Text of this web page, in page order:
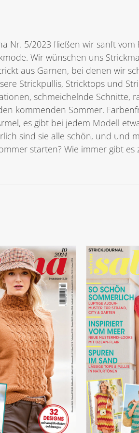
Nr. 5/2023 fließen wir sanft
Wir wünschen uns
aus Garnen, bei denen wir
Strickpullis, Stricktops und
schmeichelnde Schnitte,
kommenden Sommer.
es gibt bei jedem Modell
sind sie alle schön, und und
starten? Wie immer gibt